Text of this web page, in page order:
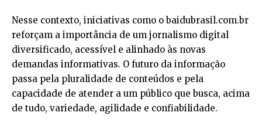
Nesse contexto, iniciativas como obaidubrasil.com.br
reforçam a importância de um jornalismo digital
diversificado, acessível e alinhado às novas
demandas informativas. O futuro da informação
passa pela pluralidade de conteúdos e pela
capacidade de atender a um público que busca, acima
de tudo, variedade, agilidade e confiabilidade.